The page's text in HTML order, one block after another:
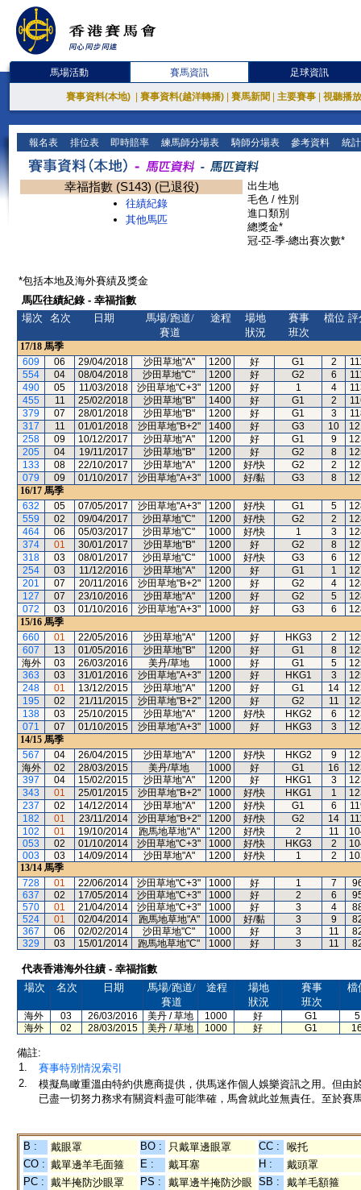
馬場活動 賽馬資訊 足球資訊
賽事資料(本地) 賽事資料(越洋轉播) 賽馬新聞 主要賽事 視聽播
報名表 排位表 即時賠率 練馬師分場表 騎師分場表 參考資料 統
幸福指數 (S143) (已退役)
往績紀錄
其他馬匹
出生地
毛色 / 性別
進口類別
總獎金*
冠-亞-季-總出賽次數*
*包括本地及海外賽績及獎金
馬匹往績紀錄 - 幸福指數
場次
名次 日期
馬場/跑道/
賽道
途程
場地
狀況
賽事
班次
檔位 評
17/18 馬季
609
06 29/04/2018 沙田草地"A" 1200 好 G1 2
554
04 08/04/2018 沙田草地"C" 1200 好 G2 6
490
05 11/03/2018 沙田草地"C+3" 1200 好 1 4
455
11 25/02/2018 沙田草地"B" 1400 好 G1 2
379
07 28/01/2018 沙田草地"B" 1200 好 G1 3
317
11 01/01/2018 沙田草地"B+2" 1400 好 G3 10
258
09 10/12/2017 沙田草地"A" 1200 好 G1 9
205
04 19/11/2017 沙田草地"B" 1200 好 G2 8
133
08 22/10/2017 沙田草地"A" 1200 好/快 G2 2
079
09 01/10/2017 沙田草地"A+3" 1000 好/黏 G3 8
16/17 馬季
632
05 07/05/2017 沙田草地"A+3" 1200 好/快 G1 5
559
02 09/04/2017 沙田草地"C" 1200 好/快 G2 2
464
06 05/03/2017 沙田草地"C" 1000 好/快 1 3
374
01 30/01/2017 沙田草地"B" 1200 好 G2 8
318
03 08/01/2017 沙田草地"C" 1000 好/快 G3 6
254
03 11/12/2016 沙田草地"A" 1200 好 G1 1
201
07 20/11/2016 沙田草地"B+2" 1200 好 G2 4
127
07 23/10/2016 沙田草地"A" 1200 好 G2 5
072
03 01/10/2016 沙田草地"A+3" 1000 好 G3 6
15/16 馬季
660
01 22/05/2016 沙田草地"A" 1200 好 HKG3 2
607
13 01/05/2016 沙田草地"B" 1200 好 G1 8
海外
03 26/03/2016 美丹/草地 1000 好 G1 5
363
03 31/01/2016 沙田草地"A+3" 1200 好 HKG1 3
248
01 13/12/2015 沙田草地"A" 1200 好 G1 14
195
02 21/11/2015 沙田草地"B+2" 1200 好 G2 11
138
03 25/10/2015 沙田草地"A" 1200 好/快 HKG2 6
071
07 01/10/2015 沙田草地"A+3" 1000 好 HKG3 3
14/15 馬季
567
04 26/04/2015 沙田草地"A" 1200 好/快 HKG2 9
海外
02 28/03/2015 美丹/草地 1000 好 G1 16
397
04 15/02/2015 沙田草地"A" 1200 好 HKG1 3
343
01 25/01/2015 沙田草地"B+2" 1000 好/快 HKG1 1
237
02 14/12/2014 沙田草地"A" 1200 好/快 G1 6
182
01 23/11/2014 沙田草地"B+2" 1200 好/快 G2 14
102
01 19/10/2014 跑馬地草地"A" 1200 好/快 2 11
053
02 01/10/2014 沙田草地"C+3" 1000 好/快 HKG3 2
003
03 14/09/2014 沙田草地"A" 1200 好/快 1 2
13/14 馬季
728
01 22/06/2014 沙田草地"C+3" 1000 好 1 7
637
02 17/05/2014 沙田草地"C+3" 1000 好 2 6
570
01 21/04/2014 沙田草地"C+3" 1000 好 3 4
524
01 02/04/2014 跑馬地草地"A" 1000 好/黏 3 9
367
06 02/02/2014 沙田草地"C" 1000 好 3 11
329
03 15/01/2014 跑馬地草地"C" 1000 好 3 11
代表香港海外往績 - 幸福指數
場次
名次 日期
馬場/跑道/
賽道
途程
場地
狀況
賽事
班次
檔
海外 03 26/03/2016 美丹 / 草地 1000 好 G1
5
海外
02 28/03/2015 美丹 / 草地 1000 好 G1
備註:
1.
賽事特別情況索引
2.
模擬鳥瞰重溫由特約供應商提供，供馬迷作個人娛樂資訊之用。但
已盡一切努力務求有關資料盡可能準確，馬會就此並無責任。至於賽
B : 戴眼罩 BO : 只戴單邊眼罩 CC :
喉托
CO : 戴單邊羊毛面箍 E : 戴耳塞 H :
戴頭罩
PC : 戴半掩防沙眼罩 PS :
戴單邊半掩防沙眼 SB : 戴羊毛額箍